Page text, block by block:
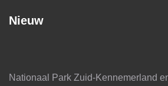
Nieuw
Nationaal Park Zuid-Kennemerland